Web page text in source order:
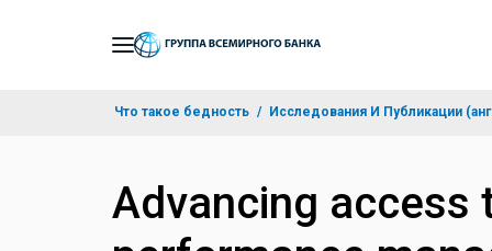
Что такое бедность Исследования И Публикации
Advancing access